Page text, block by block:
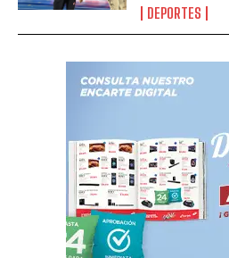
DEPORTES